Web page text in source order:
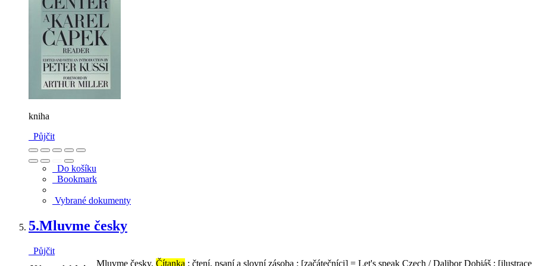
kniha
Půjčit
Do košíku
Bookmark
Vybrané dokumenty
5.Mluvme česky
Půjčit
Mluvme česky. Čítanka : čtení, psaní a slovní zásoba : [začátečníci] = Let's speak Czech / Dalibor Dobiáš ;